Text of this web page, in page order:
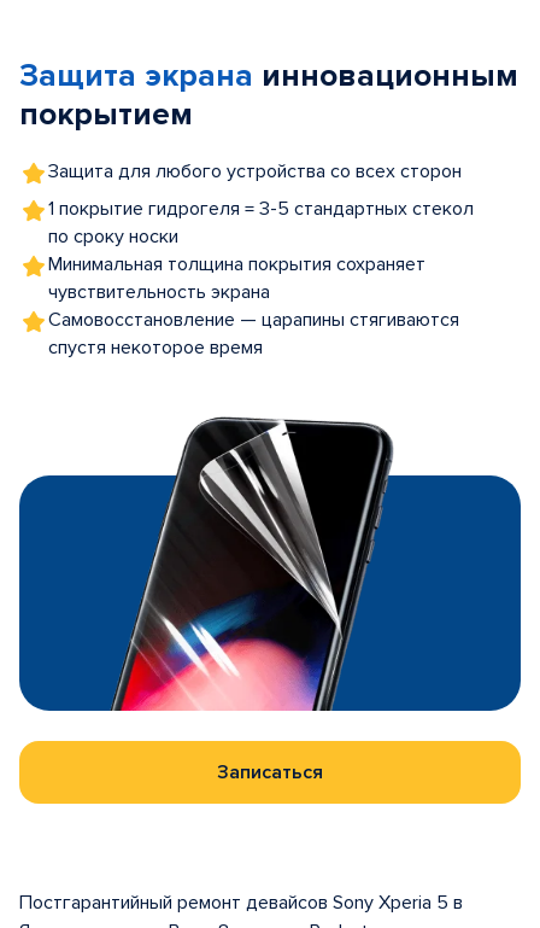
5
Защита экрана инновационным
покрытием
Защита для любого устройства со всех сторон
1 покрытие гидрогеля = 3-5 стандартных стекол
по сроку носки
Минимальная толщина покрытия сохраняет
чувствительность экрана
Самовосстановление — царапины стягиваются
спустя некоторое время
Записаться
Постгарантийный ремонт девайсов Sony Xperia 5 в